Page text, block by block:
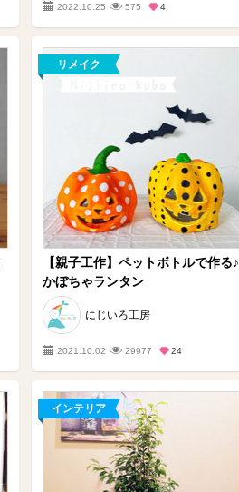
2022.10.25 575 4
リメイク
【親子工作】ペットボトルで作る♪
かぼちゃランタン
にじいろ工房
2021.10.02 29977 24
インテリア